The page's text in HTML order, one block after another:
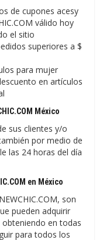
de cupones acesy
válido hoy
el sitio
superiores a $
para mujer
en artículos
México
sus clientes y/o
por medio de
las 24 horas del día
en México
son
pueden adquirir
en todas
para todos los